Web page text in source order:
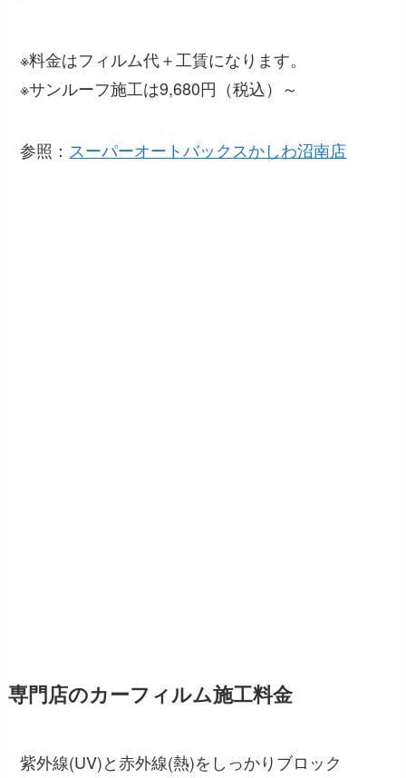
※料金はフィルム代＋工賃になります。
※サンルーフ施工は9,680円（税込）～
参照： スーパーオートバックスかしわ沼南店
専門店のカーフィルム施工料金
紫外線(UV)と赤外線(熱)をしっかりブロック